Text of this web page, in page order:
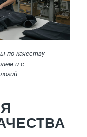
по качеству
и с